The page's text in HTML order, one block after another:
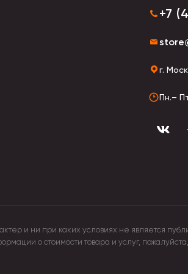
ножницами: они не увязнут и не
+7
г.
Пн.–
и ни при каких условиях не является
о стоимости товара и услуг,